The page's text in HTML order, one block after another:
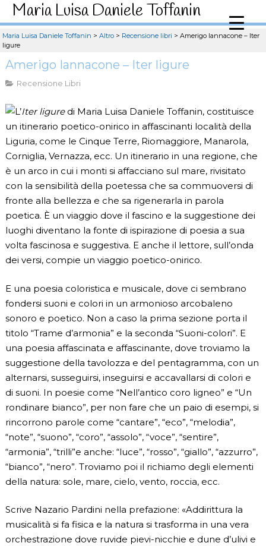
Maria Luisa Daniele Toffanin
Maria Luisa Daniele Toffanin > Altro > Recensione libri > Amerigo Iannacone – Iter
ligure
Amerigo Iannacone – Iter ligure
Recensione Libri
L’Iter liguredi Maria Luisa Daniele Toffanin, costituisce
un itinerario poetico-onirico in affascinanti località della
Liguria, come le Cinque Terre, Riomaggiore, Manarola,
Corniglia, Vernazza, ecc. Un itinerario in una regione, che
è un arco in cui i monti si affacciano sul mare, rivisitato
con la sensibilità della poetessa che sa commuoversi di
fronte alla bellezza e che sa rigenerarla in parola
poetica. È un viaggio dove il fascino e la suggestione dei
luoghi diventano la fonte di ispirazione di poesia a sua
volta fascinosa e suggestiva. E anche il lettore, sull’onda
dei versi, compie un viaggio poetico-onirico.
E una poesia coloristica e musicale, dove ci sembrano
fondersi suoni e colori in un armonioso arcobaleno
sonoro e poetico. Non a caso la prima sezione porta il
titolo “Trame d’armonia” e la seconda “Suoni-colori”. E
una poesia affascinata e affascinante, dove troviamo la
suggestione della tavolozza e del pentagramma, con un
alternarsi, susseguirsi, inseguirsi e accavallarsi di colori e
di suoni. In poesie come “Nell’antico coro ligneo” e “Un
rondinare bianco”, per non fare che un paio di esempi, si
rincorrono parole come “cantare”, “eco”, “melodia”,
“note”, “suono”, “coro”, “assolo”, “voce”, “sentire”,
“armonia”, “trilli”e anche: “luce”, “rosso”, “giallo”, “azzurro”,
“bianco”, “nero”. Troviamo poi il richiamo degli elementi
della natura: sole, mare, cielo, vento, roccia, ecc.
Scrive Nazario Pardini nella prefazione: «Addirittura la
musicalità si fa fisica e la natura si trasforma in una vera
orchestrazione dove ruvide pievi-nicchie e dune d’ulivi e